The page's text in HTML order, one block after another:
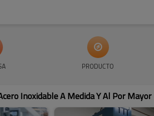
PRODUCTO
Inoxidable A Medida Y Al Por Mayor